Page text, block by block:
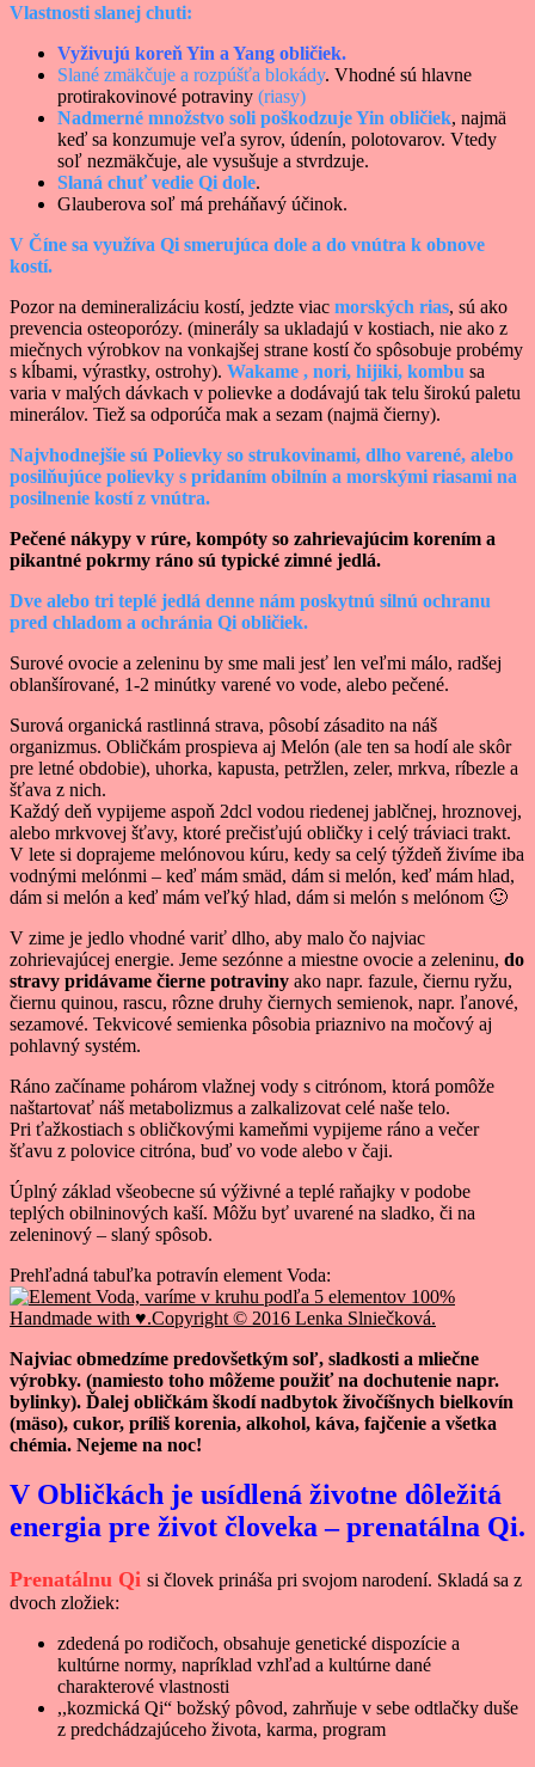
Vlastnosti slanej chuti:
Vyživujú koreň Yin a Yang obličiek.
Slané zmäkčuje a rozpúšťa blokády. Vhodné sú hlavne
protirakovinové potraviny (riasy)
Nadmerné množstvo soli poškodzuje Yin obličiek, najmä
keď sa konzumuje veľa syrov, údenín, polotovarov. Vtedy
soľ nezmäkčuje, ale vysušuje a stvrdzuje.
Slaná chuť vedie Qi dole.
Glauberova soľ má preháňavý účinok.
V Číne sa využíva Qi smerujúca dole a do vnútra k obnove
kostí.
Pozor na demineralizáciu kostí, jedzte viac morských rias, sú ako
prevencia osteoporózy. (minerály sa ukladajú v kostiach, nie ako z
miečnych výrobkov na vonkajšej strane kostí čo spôsobuje probémy
s kĺbami, výrastky, ostrohy). Wakame , nori, hijiki, kombu sa
varia v malých dávkach v polievke a dodávajú tak telu širokú paletu
minerálov. Tiež sa odporúča mak a sezam (najmä čierny).
Najvhodnejšie sú Polievky so strukovinami, dlho varené, alebo
posilňujúce polievky s pridaním obilnín a morskými riasami na
posilnenie kostí z vnútra.
Pečené nákypy v rúre, kompóty so zahrievajúcim korením a
pikantné pokrmy ráno sú typické zimné jedlá.
Dve alebo tri teplé jedlá denne nám poskytnú silnú ochranu
pred chladom a ochránia Qi obličiek.
Surové ovocie a zeleninu by sme mali jesť len veľmi málo, radšej
oblanšírované, 1-2 minútky varené vo vode, alebo pečené.
Surová organická rastlinná strava, pôsobí zásadito na náš
organizmus. Obličkám prospieva aj Melón (ale ten sa hodí ale skôr
pre letné obdobie), uhorka, kapusta, petržlen, zeler, mrkva, ríbezle a
šťava z nich.
Každý deň vypijeme aspoň 2dcl vodou riedenej jablčnej, hroznovej,
alebo mrkvovej šťavy, ktoré prečisťujú obličky i celý tráviaci trakt.
V lete si doprajeme melónovou kúru, kedy sa celý týždeň živíme iba
vodnými melónmi – keď mám smäd, dám si melón, keď mám hlad,
dám si melón a keď mám veľký hlad, dám si melón s melónom 🙂
V zime je jedlo vhodné variť dlho, aby malo čo najviac
zohrievajúcej energie. Jeme sezónne a miestne ovocie a zeleninu, do
stravy pridávame čierne potraviny ako napr. fazule, čiernu ryžu,
čiernu quinou, rascu, rôzne druhy čiernych semienok, napr. ľanové,
sezamové. Tekvicové semienka pôsobia priaznivo na močový aj
pohlavný systém.
Ráno začíname pohárom vlažnej vody s citrónom, ktorá pomôže
naštartovať náš metabolizmus a zalkalizovat celé naše telo.
Pri ťažkostiach s obličkovými kameňmi vypijeme ráno a večer
šťavu z polovice citróna, buď vo vode alebo v čaji.
Úplný základ všeobecne sú výživné a teplé raňajky v podobe
teplých obilninových kaší. Môžu byť uvarené na sladko, či na
zeleninový – slaný spôsob.
Prehľadná tabuľka potravín element Voda:
Najviac obmedzíme predovšetkým soľ, sladkosti a mliečne
výrobky. (namiesto toho môžeme použiť na dochutenie napr.
bylinky). Ďalej obličkám škodí nadbytok živočíšnych bielkovín
(mäso), cukor, príliš korenia, alkohol, káva, fajčenie a všetka
chémia. Nejeme na noc!
V Obličkách je usídlená životne dôležitá
energia pre život človeka – prenatálna Qi.
Prenatálnu Qi si človek prináša pri svojom narodení. Skladá sa z
dvoch zložiek:
zdedená po rodičoch, obsahuje genetické dispozície a
kultúrne normy, napríklad vzhľad a kultúrne dané
charakterové vlastnosti
,,kozmická Qi“ božský pôvod, zahrňuje v sebe odtlačky duše
z predchádzajúceho života, karma, program